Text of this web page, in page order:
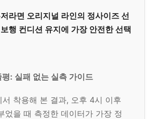
라면 오리지널 라인의 정사이즈 선
행 컨디션 유지에 가장 안전한 선택
: 실패 없는 실측 가이드
서 착용해 본 결과, 오후 4시 이후
었을 때 측정한 데이터가 가장 정